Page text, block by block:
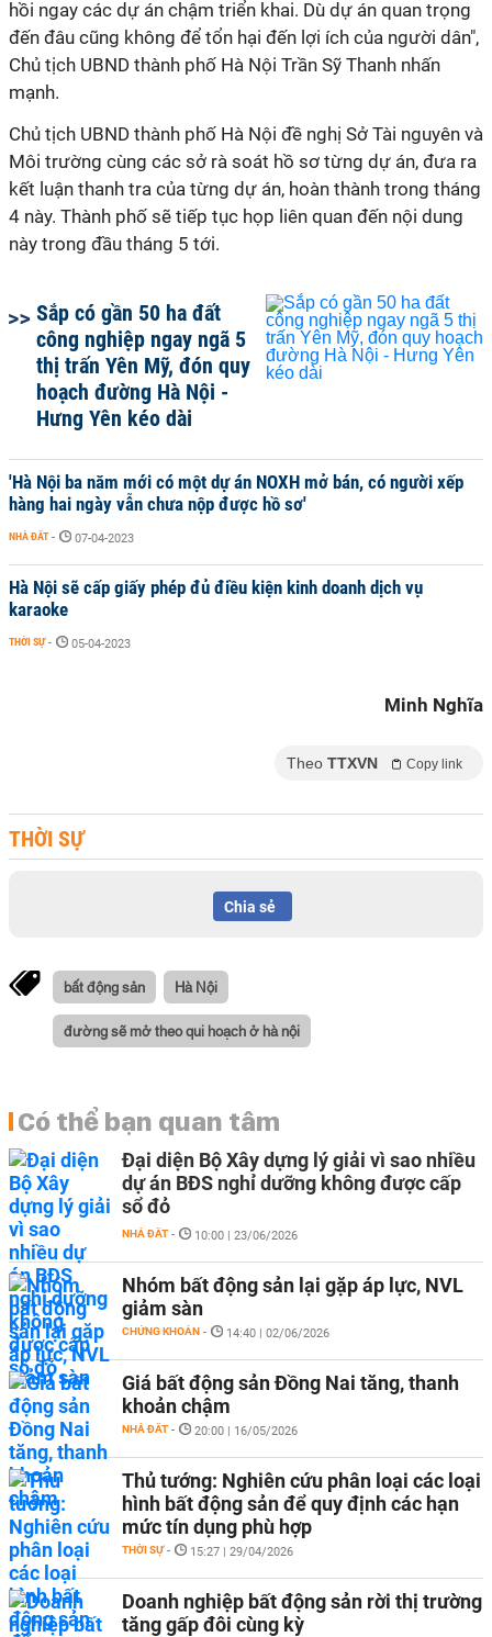
hồi ngay các dự án chậm triển khai. Dù dự án quan trọng
đến đâu cũng không để tổn hại đến lợi ích của người dân",
Chủ tịch UBND thành phố Hà Nội Trần Sỹ Thanh nhấn
mạnh.
Chủ tịch UBND thành phố Hà Nội đề nghị Sở Tài nguyên và
Môi trường cùng các sở rà soát hồ sơ từng dự án, đưa ra
kết luận thanh tra của từng dự án, hoàn thành trong tháng
4 này. Thành phố sẽ tiếp tục họp liên quan đến nội dung
này trong đầu tháng 5 tới.
Sắp có gần 50 ha đất
công nghiệp ngay ngã 5
thị trấn Yên Mỹ, đón quy
hoạch đường Hà Nội -
Hưng Yên kéo dài
'Hà Nội ba năm mới có một dự án NOXH mở bán, có người xếp
hàng hai ngày vẫn chưa nộp được hồ sơ'
NHÀ ĐẤT - 07-04-2023
Hà Nội sẽ cấp giấy phép đủ điều kiện kinh doanh dịch vụ
karaoke
THỜI SỰ - 05-04-2023
Minh Nghĩa
Theo TTXVN Copy link
THỜI SỰ
Chia sẻ
bất động sản Hà Nội
đường sẽ mở theo qui hoạch ở hà nội
Có thể bạn quan tâm
Đại diện Bộ Xây dựng lý giải vì sao nhiều
dự án BĐS nghỉ dưỡng không được cấp
sổ đỏ
NHÀ ĐẤT - 10:00 | 23/06/2026
Nhóm bất động sản lại gặp áp lực, NVL
giảm sàn
CHỨNG KHOÁN - 14:40 | 02/06/2026
Giá bất động sản Đồng Nai tăng, thanh
khoản chậm
NHÀ ĐẤT - 20:00 | 16/05/2026
Thủ tướng: Nghiên cứu phân loại các loại
hình bất động sản để quy định các hạn
mức tín dụng phù hợp
THỜI SỰ - 15:27 | 29/04/2026
Doanh nghiệp bất động sản rời thị trường
tăng gấp đôi cùng kỳ